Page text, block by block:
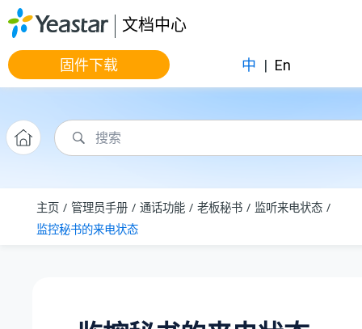
跳转到主要内容
文档中心
固件下载 中 | En
主页 管理员手册 通话功能 老板秘书
监听来电状态
监控秘书的来电状态